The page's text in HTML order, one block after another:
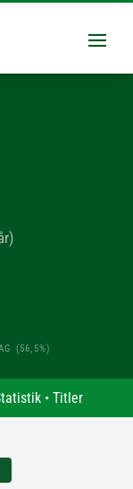
(56,5%)
• Titler